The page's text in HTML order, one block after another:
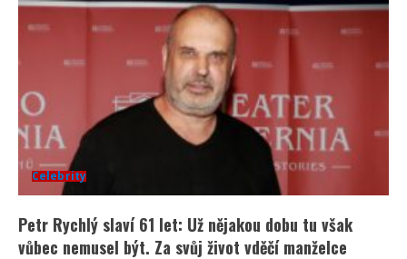
Celebrity
Petr Rychlý slaví 61 let: Už nějakou dobu tu však
vůbec nemusel být. Za svůj život vděčí manželce